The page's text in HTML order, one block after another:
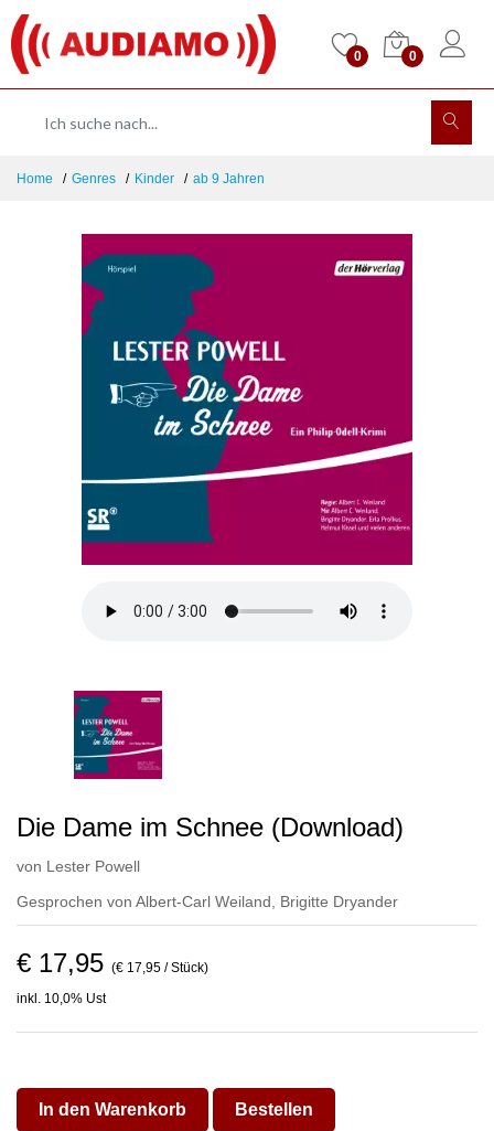
0 0
Home Genres Kinder ab 9 Jahren
Die Dame im Schnee (Download)
von Lester Powell
Gesprochen von Albert-Carl Weiland Brigitte Dryander
€ 17,95 (€ 17,95 / Stück)
inkl. 10,0% Ust
In den Warenkorb Bestellen